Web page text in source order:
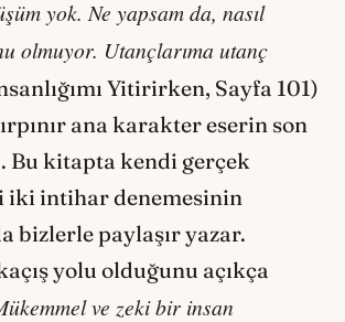
yok. Ne yapsam da, nasıl
olmuyor. Utançlarıma utanç
Yitirirken, Sayfa 101)
ana karakter eserin son
Bu kitapta kendi gerçek
iki intihar denemesinin
bizlerle paylaşır yazar.
yolu olduğunu açıkça
ve zeki bir insan